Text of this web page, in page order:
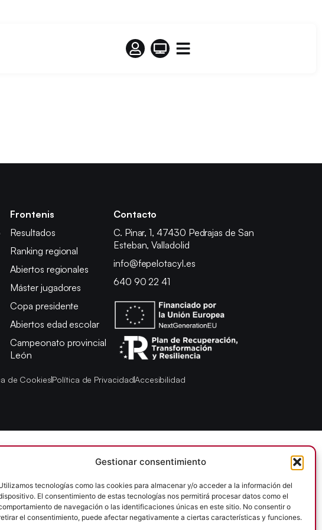
Gestionar consentimiento
tecnologías como las cookies para almacenar y/o acceder a la información del
El consentimiento de estas tecnologías nos permitirá procesar datos como el
de navegación o las identificaciones únicas en este sitio. No consentir o
el consentimiento, puede afectar negativamente a ciertas características y funciones.
Frontenis
Resultados
Ranking regional
Abiertos regionales
Máster jugadores
Copa presidente
Abiertos edad escolar
Campeonato provincial
León
Contacto
C. Pinar, 1, 47430 Pedrajas de San
Esteban, Valladolid
info@fepelotacyl.es
640 90 22 41
de CookiesPolítica de PrivacidadAccesibilidad